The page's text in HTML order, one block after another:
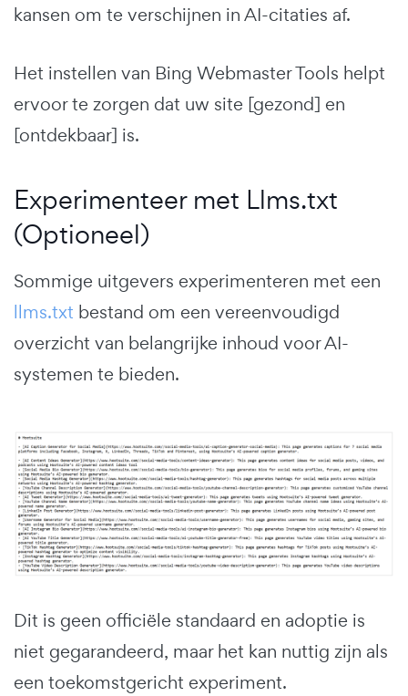
kansen om te verschijnen in AI-citaties af.
Het instellen van Bing Webmaster Tools helpt
ervoor te zorgen dat uw site [gezond] en
[ontdekbaar] is.
Experimenteer met Llms.txt
(Optioneel)
Sommige uitgevers experimenteren met een
llms.txt bestand om een vereenvoudigd
overzicht van belangrijke inhoud voor AI-
systemen te bieden.
Dit is geen officiële standaard en adoptie is
niet gegarandeerd, maar het kan nuttig zijn als
een toekomstgericht experiment.